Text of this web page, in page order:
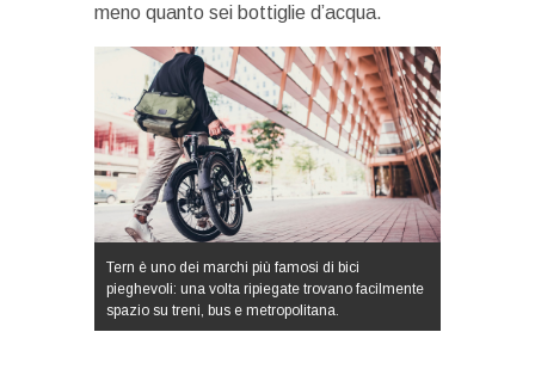
meno quanto sei bottiglie d’acqua.
Tern è uno dei marchi più famosi di bici
pieghevoli: una volta ripiegate trovano facilmente
spazio su treni, bus e metropolitana.